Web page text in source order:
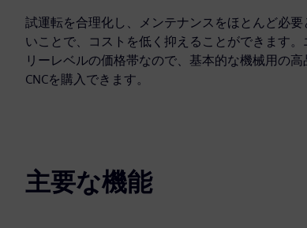
試運転を合理化し、メンテナンスをほとんど必要
いことで、コストを低く抑えることができます。
リーレベルの価格帯なので、基本的な機械用の高
CNCを購入できます。
主要な機能